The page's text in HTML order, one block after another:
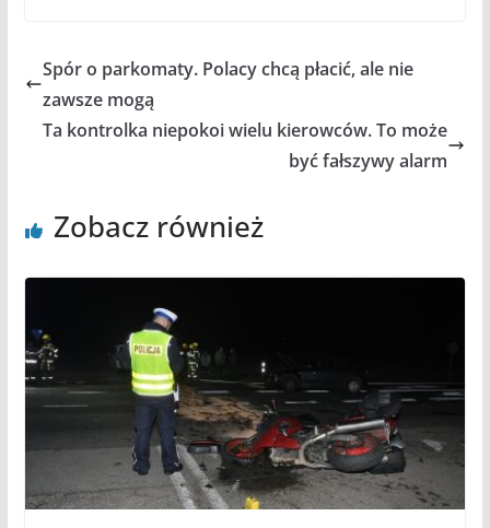
Spór o parkomaty. Polacy chcą płacić, ale nie
zawsze mogą
Ta kontrolka niepokoi wielu kierowców. To może
być fałszywy alarm
Zobacz również